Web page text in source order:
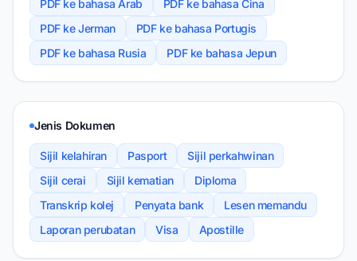
PDF ke bahasa Arab
PDF ke bahasa Cina
PDF ke Jerman
PDF ke bahasa Portugis
PDF ke bahasa Rusia
PDF ke bahasa Jepun
Jenis Dokumen
Sijil kelahiran Pasport
Sijil perkahwinan
Sijil cerai
Sijil kematian
Diploma
Transkrip kolej
Penyata bank
Lesen memandu
Laporan perubatan
Visa Apostille